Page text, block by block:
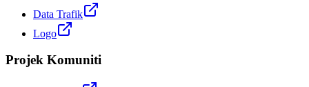
Data Trafik
Logo
Projek Komuniti